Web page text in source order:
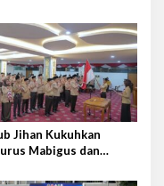
Jihan Kukuhkan
Mabigus dan